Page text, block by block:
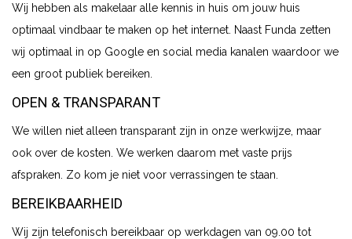
Wij hebben als makelaar alle kennis in huis om jouw huis
optimaal vindbaar te maken op het internet. Naast Funda zetten
wij optimaal in op Google en social media kanalen waardoor we
een groot publiek bereiken.
OPEN & TRANSPARANT
We willen niet alleen transparant zijn in onze werkwijze, maar
ook over de kosten. We werken daarom met vaste prijs
afspraken. Zo kom je niet voor verrassingen te staan.
BEREIKBAARHEID
Wij zijn telefonisch bereikbaar op werkdagen van 09.00 tot